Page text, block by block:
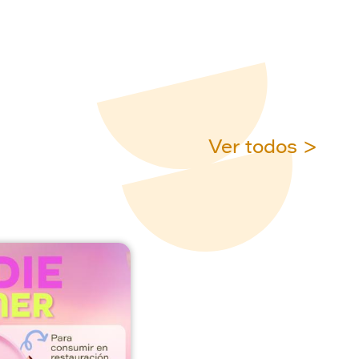
Ver todos >